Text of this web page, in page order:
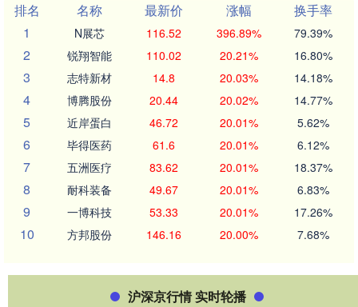
排名
名称 最新价 涨幅
换手率
1
N展芯 116.52 396.89% 79.39%
2 锐翔智能 110.02 20.21% 16.80%
3 志特新材 14.8 20.03% 14.18%
4 博腾股份 20.44 20.02% 14.77%
5 近岸蛋白 46.72 20.01% 5.62%
6 毕得医药 61.6 20.01% 6.12%
7 五洲医疗 83.62 20.01% 18.37%
8 耐科装备 49.67 20.01% 6.83%
9 一博科技 53.33 20.01% 17.26%
10 方邦股份 146.16 20.00% 7.68%
沪深京行情 实时轮播